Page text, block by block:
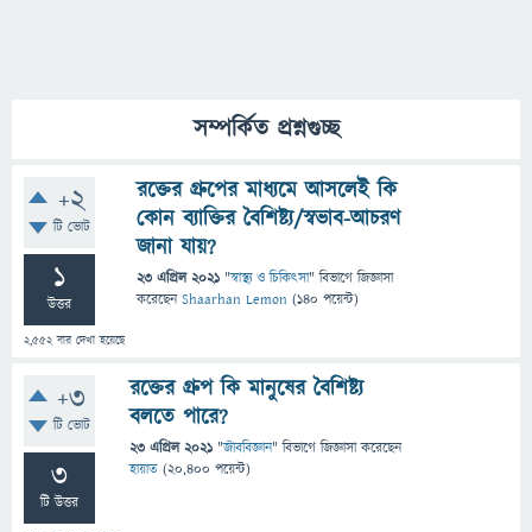
সম্পর্কিত প্রশ্নগুচ্ছ
+2
টি ভোট
1
উত্তর
2,552বার দেখা হয়েছে
রক্তের গ্রুপের মাধ্যমে আসলেই কি
কোন ব্যাক্তির বৈশিষ্ট্য/স্বভাব-আচরণ
জানা যায়?
23 এপ্রিল 2021 "স্বাস্থ্য ও চিকিৎসা" বিভাগে জিজ্ঞাসা
করেছেনShaarhan Lemon (140 পয়েন্ট)
+3
টি ভোট
3
টি উত্তর
রক্তের গ্রুপ কি মানুষের বৈশিষ্ট্য
বলতে পারে?
23 এপ্রিল 2021 "জীববিজ্ঞান" বিভাগে জিজ্ঞাসাকরেছেন
হায়াত (20,400 পয়েন্ট)